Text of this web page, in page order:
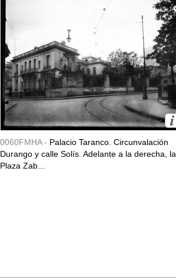
0060FMHA - Palacio Taranco. Circunvalación
Durango y calle Solís. Adelante a la derecha, la
Plaza Zab...